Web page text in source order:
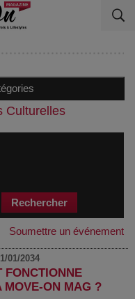
Culturelles
Soumettre un événement
01/2034
FONCTIONNE
MOVE-ON MAG ?